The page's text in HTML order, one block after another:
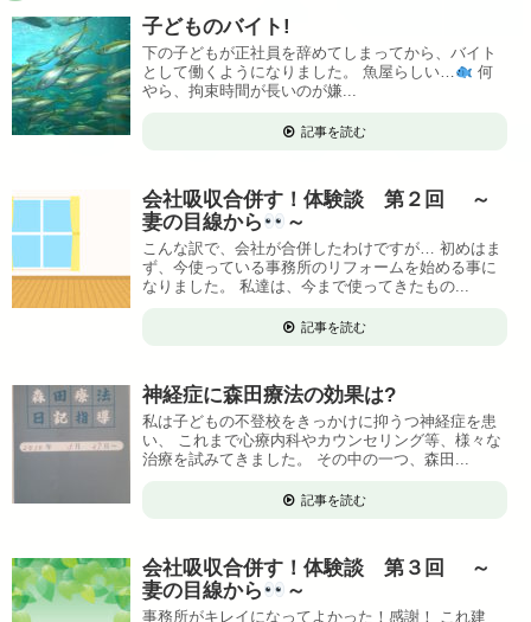
子どものバイト!
下の子どもが正社員を辞めてしまってから、バイト
として働くようになりました。 魚屋らしい…
何
やら、拘束時間が長いのが嫌...
記事を読む
会社吸収合併す！体験談 第２回 ～
妻の目線から
～
こんな訳で、会社が合併したわけですが… 初めはま
ず、今使っている事務所のリフォームを始める事に
なりました。 私達は、今まで使ってきたもの...
記事を読む
神経症に森田療法の効果は?
私は子どもの不登校をきっかけに抑うつ神経症を患
い、 これまで心療内科やカウンセリング等、様々な
治療を試みてきました。 その中の一つ、森田...
記事を読む
会社吸収合併す！体験談 第３回 ～
妻の目線から
～
事務所がキレイになってよかった！感謝！ これ建